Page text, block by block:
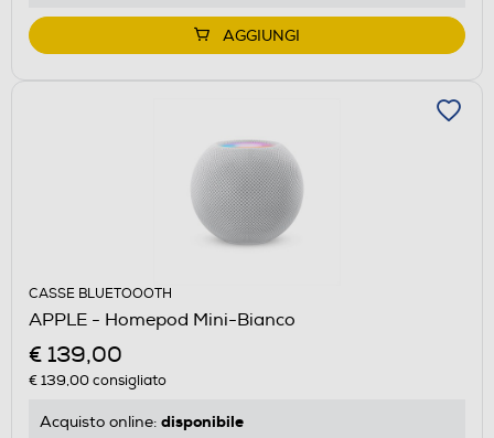
AGGIUNGI
CASSE BLUETOOOTH
APPLE - Homepod Mini-Bianco
€ 139,00
€ 139,00consigliato
Acquisto online: disponibile